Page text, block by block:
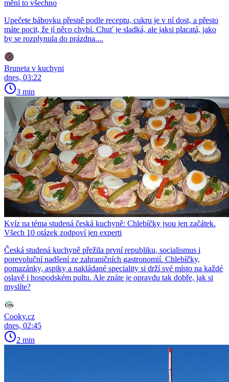
mění to všechno
Upečete bábovku přesně podle receptu, cukru je v ní dost, a přesto
máte pocit, že jí něco chybí. Chuť je sladká, ale jaksi placatá, jako
by se rozplynula do prázdna....
Bruneta v kuchyni
dnes, 03:22
3 min
Kvíz na téma studená česká kuchyně: Chlebíčky jsou jen začátek.
Všech 10 otázek zodpoví jen experti
Česká studená kuchyně přežila první republiku, socialismus i
porevoluční nadšení ze zahraničních gastronomií. Chlebíčky,
pomazánky, aspiky a nakládané speciality si drží své místo na každé
oslavě i hospodském pultu. Ale znáte je opravdu tak dobře, jak si
myslíte?
Cooky.cz
dnes, 02:45
2 min